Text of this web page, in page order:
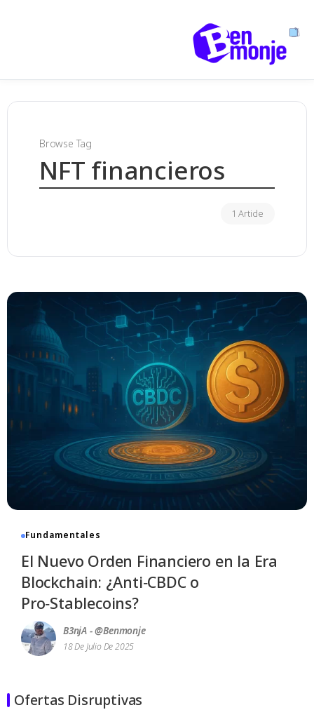
Browse Tag
NFT financieros
1 Article
Fundamentales
El Nuevo Orden Financiero en la Era
Blockchain: ¿Anti‑CBDC o
Pro‑Stablecoins?
B3njA - @benmonje
18 De Julio De 2025
Ofertas Disruptivas